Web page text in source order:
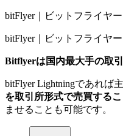
bitFlyer｜ビットフライヤー
bitFlyer｜ビットフライヤー
Bitflyerは国内最大手の取引
bitFlyer Lightningであれば
を取引所形式で売買する
ませることも可能です。